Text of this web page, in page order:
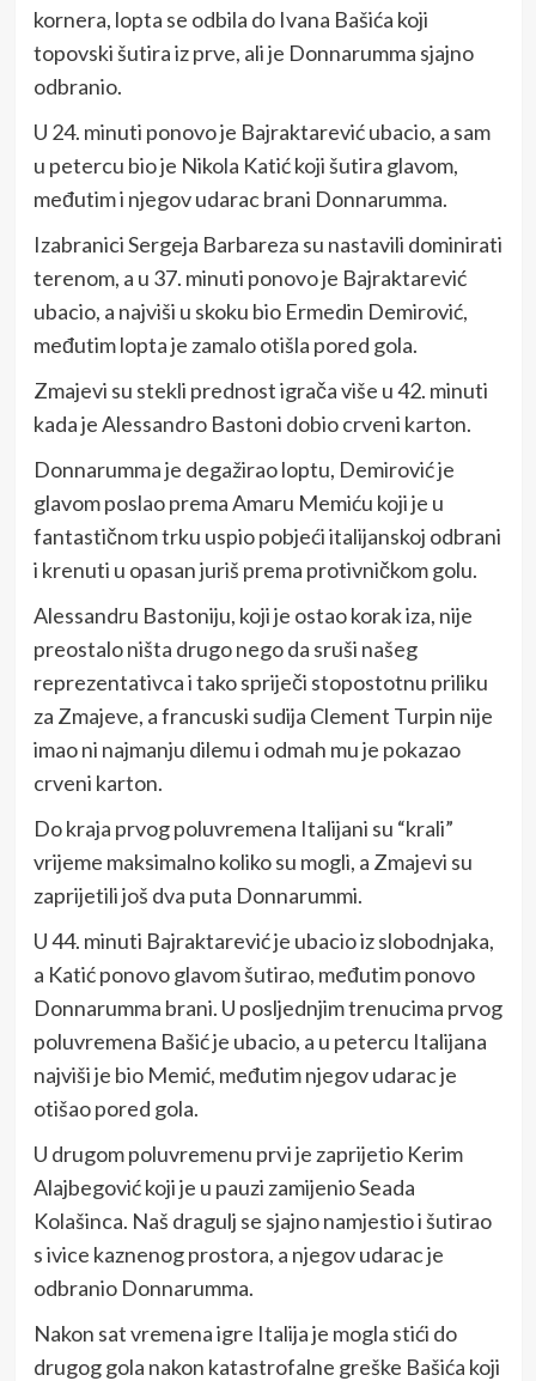
kornera, lopta se odbila do Ivana Bašića koji
topovski šutira iz prve, ali je Donnarumma sjajno
odbranio.
U 24. minuti ponovo je Bajraktarević ubacio, a sam
u petercu bio je Nikola Katić koji šutira glavom,
međutim i njegov udarac brani Donnarumma.
Izabranici Sergeja Barbareza su nastavili dominirati
terenom, a u 37. minuti ponovo je Bajraktarević
ubacio, a najviši u skoku bio Ermedin Demirović,
međutim lopta je zamalo otišla pored gola.
Zmajevi su stekli prednost igrača više u 42. minuti
kada je Alessandro Bastoni dobio crveni karton.
Donnarumma je degažirao loptu, Demirović je
glavom poslao prema Amaru Memiću koji je u
fantastičnom trku uspio pobjeći italijanskoj odbrani
i krenuti u opasan juriš prema protivničkom golu.
Alessandru Bastoniju, koji je ostao korak iza, nije
preostalo ništa drugo nego da sruši našeg
reprezentativca i tako spriječi stopostotnu priliku
za Zmajeve, a francuski sudija Clement Turpin nije
imao ni najmanju dilemu i odmah mu je pokazao
crveni karton.
Do kraja prvog poluvremena Italijani su “krali”
vrijeme maksimalno koliko su mogli, a Zmajevi su
zaprijetili još dva puta Donnarummi.
U 44. minuti Bajraktarević je ubacio iz slobodnjaka,
a Katić ponovo glavom šutirao, međutim ponovo
Donnarumma brani. U posljednjim trenucima prvog
poluvremena Bašić je ubacio, a u petercu Italijana
najviši je bio Memić, međutim njegov udarac je
otišao pored gola.
U drugom poluvremenu prvi je zaprijetio Kerim
Alajbegović koji je u pauzi zamijenio Seada
Kolašinca. Naš dragulj se sjajno namjestio i šutirao
s ivice kaznenog prostora, a njegov udarac je
odbranio Donnarumma.
Nakon sat vremena igre Italija je mogla stići do
drugog gola nakon katastrofalne greške Bašića koji